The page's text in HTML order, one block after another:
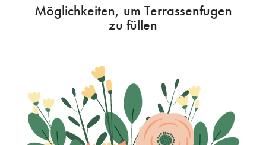
Möglichkeiten, um Terrassenfugen
zu füllen